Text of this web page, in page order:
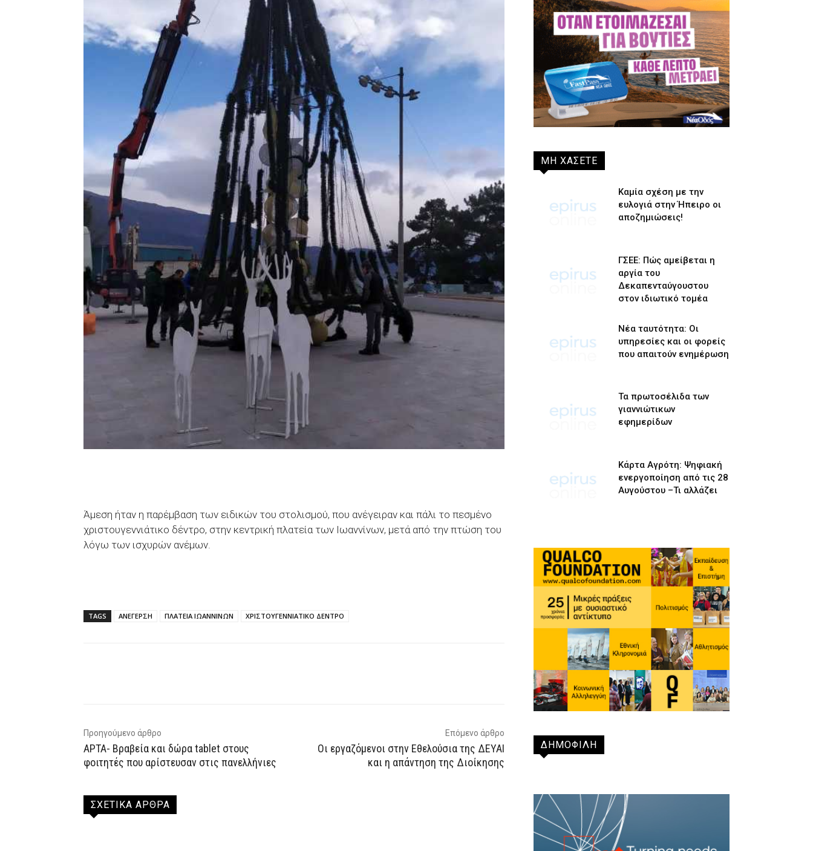
Άμεση ήταν η παρέμβαση των ειδικών του στολισμού, που ανέγειραν και πάλι το πεσμένο
χριστουγεννιάτικο δέντρο, στην κεντρική πλατεία των Ιωαννίνων, μετά από την πτώση του
λόγω των ισχυρών ανέμων.
TAGS ΑΝΕΓΕΡΣΗ ΠΛΑΤΕΙΑ ΙΩΑΝΝΙΝΩΝ ΧΡΙΣΤΟΥΓΕΝΝΙΑΤΙΚΟ ΔΕΝΤΡΟ
Προηγούμενο άρθρο
ΑΡΤΑ- Βραβεία και δώρα tablet στους
φοιτητές που αρίστευσαν στις πανελλήνιες
Επόμενο άρθρο
Οι εργαζόμενοι στην Εθελούσια της ΔΕΥΑΙ
και η απάντηση της Διοίκησης
ΣΧΕΤΙΚΑ ΑΡΘΡΑ
ΜΗ ΧΑΣΕΤΕ
Καμία σχέση με την
ευλογιά στην Ήπειρο οι
αποζημιώσεις!
ΓΣΕΕ: Πώς αμείβεται η
αργία του
Δεκαπενταύγουστου
στον ιδιωτικό τομέα
Νέα ταυτότητα: Οι
υπηρεσίες και οι φορείς
που απαιτούν ενημέρωση
Τα πρωτοσέλιδα των
γιαννιώτικων
εφημερίδων
Κάρτα Αγρότη: Ψηφιακή
ενεργοποίηση από τις 28
Αυγούστου –Τι αλλάζει
ΔΗΜΟΦΙΛΗ